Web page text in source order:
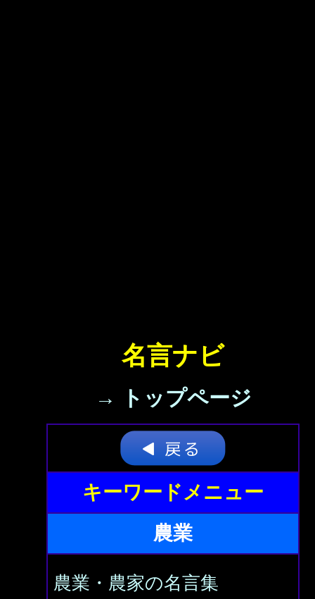
名言ナビ
→ トップページ
キーワードメニュー
農業
農業・農家の名言集